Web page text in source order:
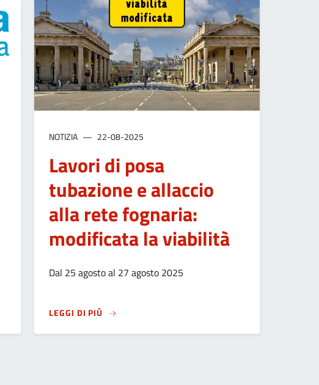
NELLE GIORNATE DEL 25 E 26 AGOSTO 2025
NOTIZIA 22-08-2025
Lavori di posa
tubazione e allaccio
alla rete fognaria:
modificata la viabilità
Dal 25 agosto al 27 agosto 2025
LEGGI DI PIÙ SULAVORI DI POSA TUBAZIONE E ALLACCIO ALLA